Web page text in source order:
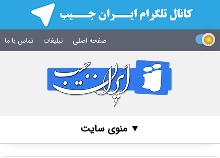
صفحه اصلی تبلیغات تماس با ما
▼ منوی سایت